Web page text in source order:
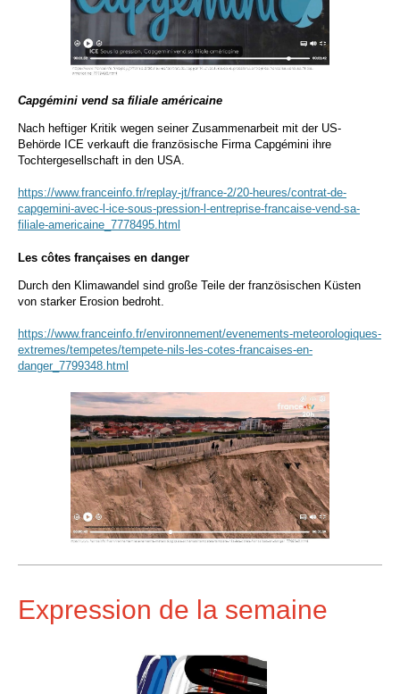
Capgémini vend sa filiale américaine
Nach heftiger Kritik wegen seiner Zusammenarbeit mit der US-
Behörde ICE verkauft die französische Firma Capgémini ihre
Tochtergesellschaft in den USA.
https://www.franceinfo.fr/replay-jt/france-2/20-heures/contrat-de-
capgemini-avec-l-ice-sous-pression-l-entreprise-francaise-vend-sa-
filiale-americaine_7778495.html
Les côtes françaises en danger
Durch den Klimawandel sind große Teile der französischen Küsten
von starker Erosion bedroht.
https://www.franceinfo.fr/environnement/evenements-meteorologiques-
extremes/tempetes/tempete-nils-les-cotes-francaises-en-
danger_7799348.html
Expression de la semaine